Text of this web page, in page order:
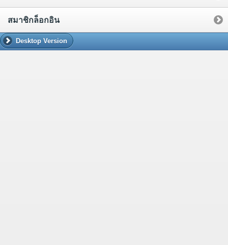
สมาชิกล็อกอิน
Desktop Version